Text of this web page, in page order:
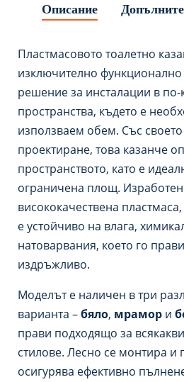
Описание
Пластмасовото тоалетно
изключително
решение за инсталации в по-
пространства, където е
използваем обем. Със
проектиране, това казанче
пространството, като е
ограничена площ.
висококачествена
е устойчиво на влага,
натоварвания, което го
издръжливо.
Моделът е наличен в три
варианта –бяло, мрамор и
прави подходящо за
стилове. Лесно се монтира и
осигурява ефективно